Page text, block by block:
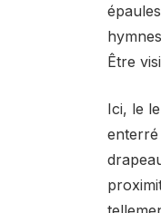
Être
Ici, le
enterré